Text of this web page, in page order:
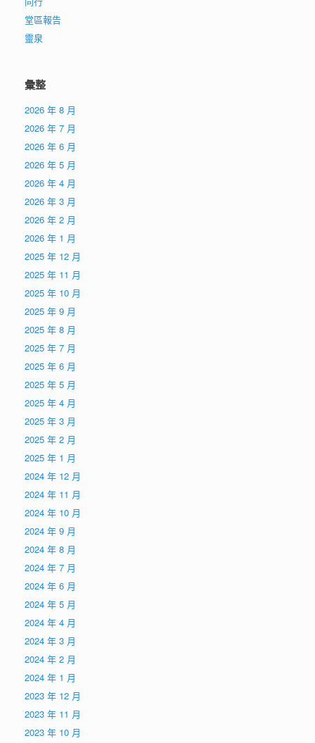
堂區報告
靈泉
彙整
2026 年 8 月
2026 年 7 月
2026 年 6 月
2026 年 5 月
2026 年 4 月
2026 年 3 月
2026 年 2 月
2026 年 1 月
2025 年 12 月
2025 年 11 月
2025 年 10 月
2025 年 9 月
2025 年 8 月
2025 年 7 月
2025 年 6 月
2025 年 5 月
2025 年 4 月
2025 年 3 月
2025 年 2 月
2025 年 1 月
2024 年 12 月
2024 年 11 月
2024 年 10 月
2024 年 9 月
2024 年 8 月
2024 年 7 月
2024 年 6 月
2024 年 5 月
2024 年 4 月
2024 年 3 月
2024 年 2 月
2024 年 1 月
2023 年 12 月
2023 年 11 月
2023 年 10 月